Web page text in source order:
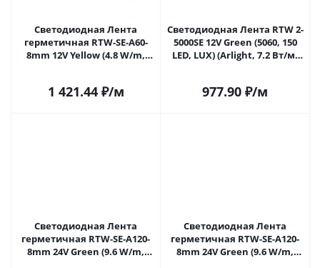
Светодиодная Лента
герметичная RTW-SE-A60-
8mm 12V Yellow (4.8 W/m,
1 421.44₽/м
Светодиодная Лента RTW 2-
5000SE 12V Green (5060, 150
LED, LUX) (Arlight, 7.2 Вт/м,
977.90 ₽/м
Светодиодная Лента
герметичная RTW-SE-A120-
8mm 24V Green (9.6 W/m,
Светодиодная Лента
герметичная RTW-SE-A120-
8mm 24V Green (9.6 W/m,